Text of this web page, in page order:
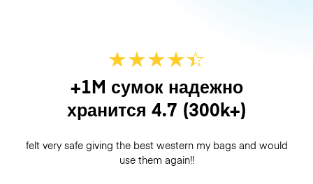
★★★★☆
★
+1M сумок надежно
хранится 4.7 (300k+)
felt very safe giving the best western my bags and would
use them again!!